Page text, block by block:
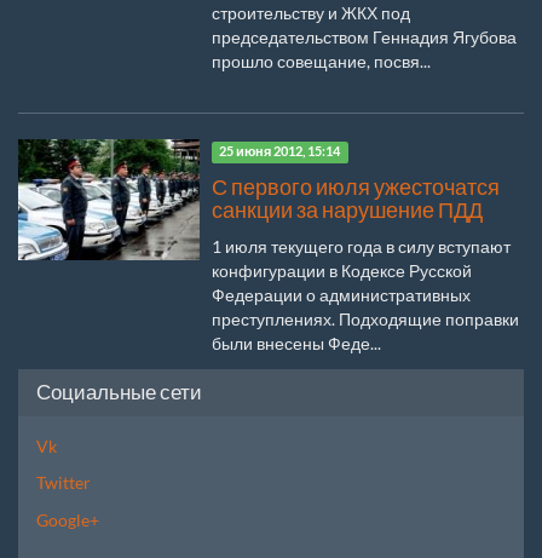
строительству и ЖКХ под
председательством Геннадия Ягубова
прошло совещание, посвя...
25 июня 2012, 15:14
С первого июля ужесточатся
санкции за нарушение ПДД
1 июля текущего года в силу вступают
конфигурации в Кодексе Русской
Федерации о административных
преступлениях. Подходящие поправки
были внесены Феде...
Социальные сети
Vk
Twitter
Google+